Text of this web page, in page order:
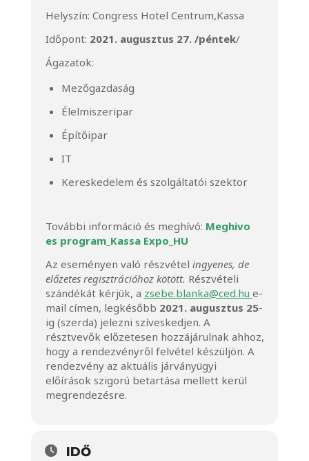
Helyszín: Congress Hotel Centrum,Kassa
Időpont: 2021. augusztus 27. /péntek/
Ágazatok:
Mezőgazdaság
Élelmiszeripar
Építőipar
IT
Kereskedelem és szolgáltatói szektor
További információ és meghívó: Meghivo
es program_Kassa Expo_HU
Az eseményen való részvétel ingyenes, de
előzetes regisztrációhoz kötött. Részvételi
szándékát kérjük, a zsebe.blanka@ced.hu e-
mail címen, legkésőbb 2021. augusztus 25-
ig (szerda) jelezni szíveskedjen. A
résztvevők előzetesen hozzájárulnak ahhoz,
hogy a rendezvényről felvétel készüljön. A
rendezvény az aktuális járványügyi
előírások szigorú betartása mellett kerül
megrendezésre.
IDŐ